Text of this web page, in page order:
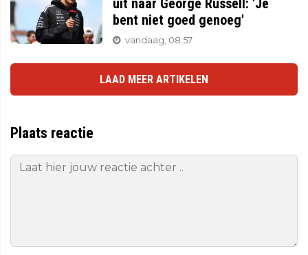
bent niet goed genoeg'
vandaag, 08:57
LAAD MEER ARTIKELEN
Plaats reactie